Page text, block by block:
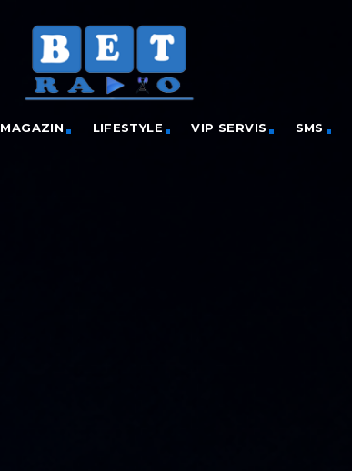
MAGAZIN LIFESTYLE VIP SERVIS SMS